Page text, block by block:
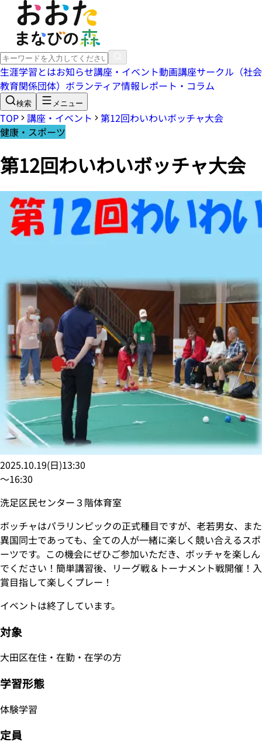
生涯学習とはお知らせ講座・イベント動画講座サークル（社会
教育関係団体） ボランティア情報レポート・コラム
検索 メニュー
TOP 講座・イベント
第12回わいわいボッチャ大会
健康・スポーツ
第12回わいわいボッチャ大会
2025.10.19(日)13:30
〜16:30
洗足区民センター３階体育室
ボッチャはパラリンピックの正式種目ですが、老若男女、また
異国同士であっても、全ての人が一緒に楽しく競い合えるスポ
ーツです。この機会にぜひご参加いただき、ボッチャを楽しん
でください！簡単講習後、リーグ戦＆トーナメント戦開催！入
賞目指して楽しくプレー！
イベントは終了しています。
対象
大田区在住・在勤・在学の方
学習形態
体験学習
定員